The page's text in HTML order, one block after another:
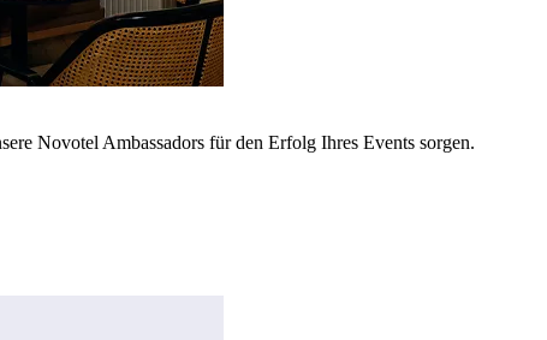
Novotel Ambassadors für den Erfolg Ihres Events sorgen.